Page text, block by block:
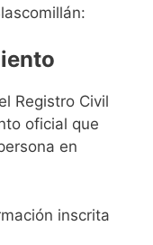
Registro Civil
oficial que
en
inscrita